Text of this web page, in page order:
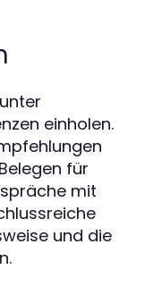
einholen.
für
mit
und die